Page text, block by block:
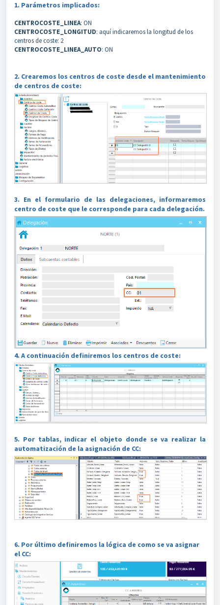
1. Parámetros implicados:
CENTROCOSTE_LINEA: ON
CENTROCOSTE_LONGITUD: aquí indicaremos la longitud de los
centros de coste: 2
CENTROCOSTE_LINEA_AUTO: ON
2. Crearemos los centros de coste desde el mantenimiento
de centros de coste:
3. En el formulario de las delegaciones, informaremos
centro de coste que le corresponde para cada delegación.
4. A continuación definiremos los centros de coste:
5. Por tablas, indicar el objeto donde se va realizar la
automatización de la asignación de CC:
6. Por último definiremos la lógica de como se va asignar
el CC: